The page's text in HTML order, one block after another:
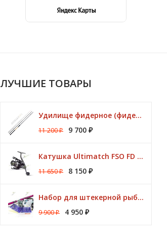
ЛУЧШИЕ ТОВАРЫ
Удилище фидерное (фидер) ZEMEX (Земекс) IRON FLAT METHOD FEEDER 13" до 140,0 гр
11 200₽ 9 700 ₽
Катушка Ultimatch FSO FD 835 8 подшипников 5,1:1 Browning
11 650₽ 8 150 ₽
Набор для штекерной рыбалки CLUB KORUM PINK Поплавок (удилище 7м, аксессуары)
9 900₽ 4 950 ₽